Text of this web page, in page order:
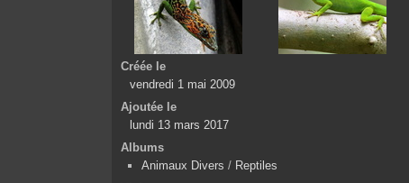
Créée le
vendredi 1 mai 2009
Ajoutée le
lundi 13 mars 2017
Albums
Animaux Divers / Reptiles